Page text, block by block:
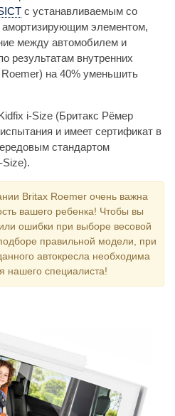
с устанавливаемым со
элементом,
между автомобилем и
результатам внутренних
на 40% уменьшить
i-Size (Бритакс Рёмер
и имеет сертификат в
стандартом
Size).
Britax Roemer очень важна
вашего ребенка! Чтобы вы
ошибки при выборе весовой
правильной модели, при
автокресла необходима
нашего специалиста!